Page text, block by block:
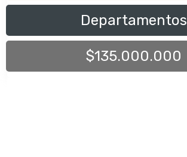
Departamentos
$135.000.000